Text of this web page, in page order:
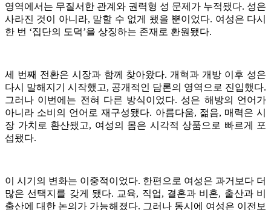
영역에서는 무질서한 관계와 권력형 성 문제가 누적됐다. 성은
사라진 것이 아니라, 말할 수 없게 됐을 뿐이었다. 여성은 다시
한 번 ‘집단의 도덕’을 상징하는 존재로 환원됐다.
세 번째 전환은 시장과 함께 찾아왔다. 개혁과 개방 이후 성은
다시 말해지기 시작했고, 공개적인 담론의 영역으로 진입했다.
그러나 이번에는 전혀 다른 방식이었다. 성은 해방의 언어가
아니라 소비의 언어로 재구성됐다. 아름다움, 젊음, 매력은 시
장 가치로 환산됐고, 여성의 몸은 시각적 상품으로 빠르게 포
섭됐다.
이 시기의 변화는 이중적이었다. 한편으로 여성은 과거보다 더
많은 선택지를 갖게 됐다. 교육, 직업, 결혼과 비혼, 출산과 비
출산에 대한 논의가 가능해졌다. 그러나 동시에 여성은 이전보